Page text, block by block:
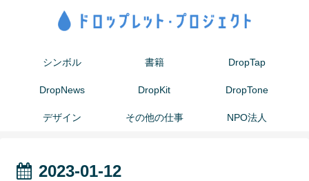
シンボル 書籍 DropTap
DropNews DropKit DropTone
デザイン その他の仕事 NPO法人
2023-01-12